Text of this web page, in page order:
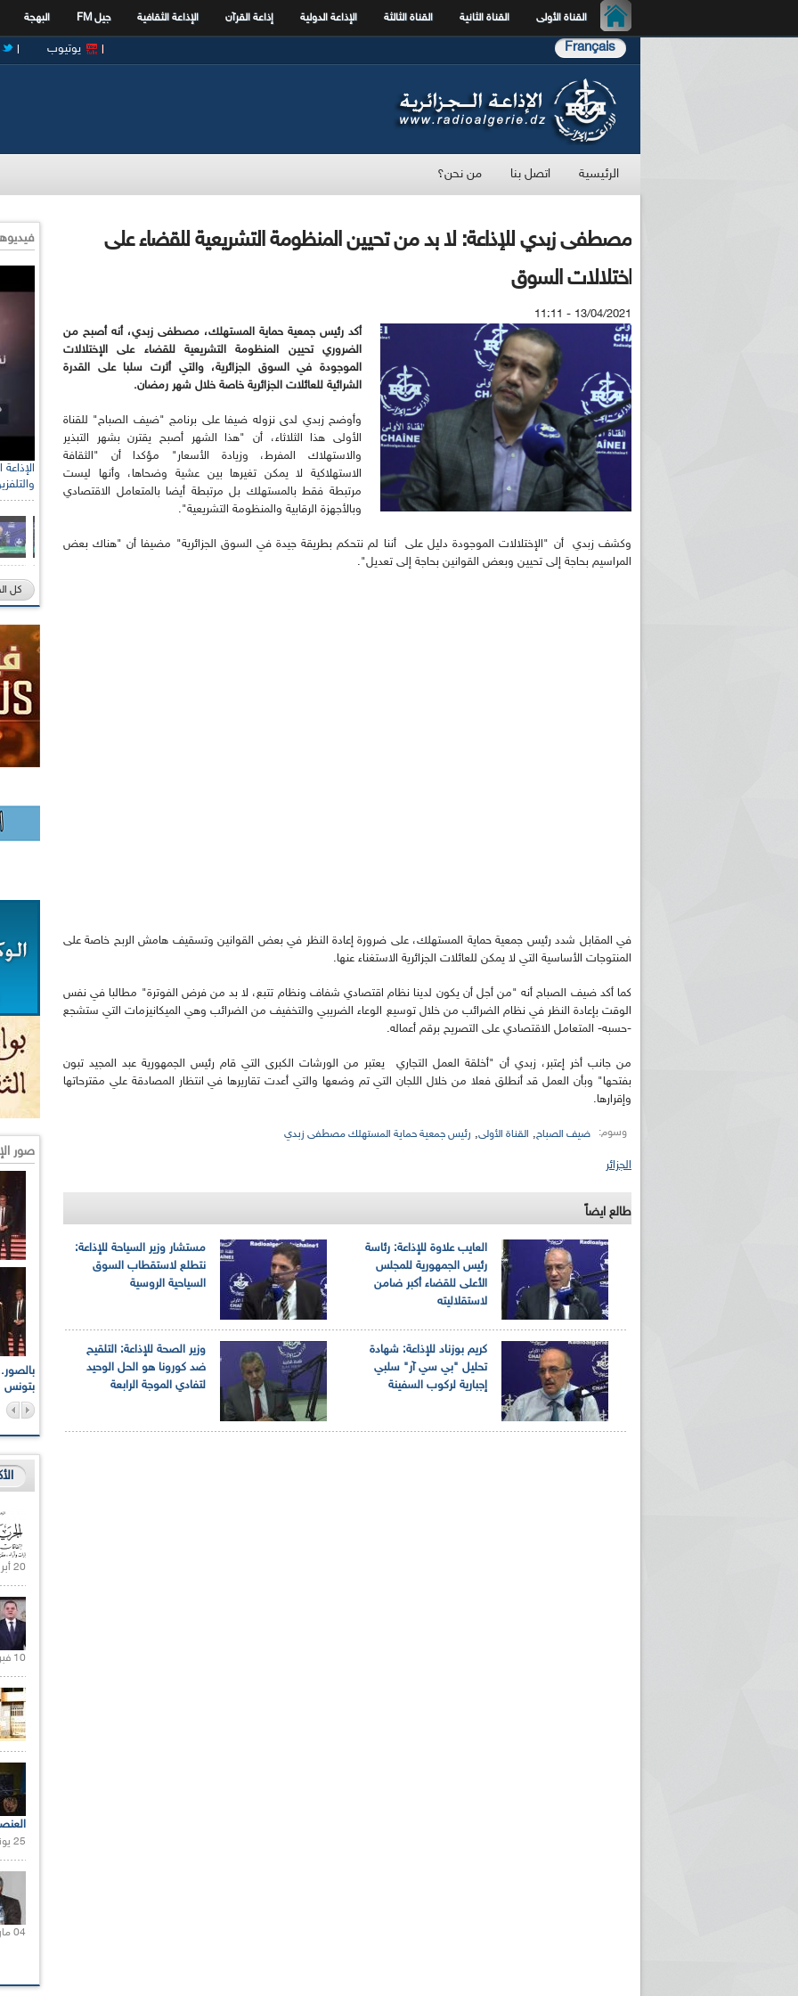
القناة الأولى القناة الثانية القناة الثالثة الإذاعة الدولية إذاعة القرآن الإذاعة الثقافية جيل FM البهجة
Français يوتيوب
الرئيسية اتصل بنا من نحن؟
مصطفى زبدي للإذاعة: لا بد من تحيين المنظومة التشريعية للقضاء على
اختلالات السوق
13/04/2021 - 11:11
أكد رئيس جمعية حماية المستهلك، مصطفى زبدي، أنه أصبح من
الضروري تحيين المنظومة التشريعية للقضاء على الإختلالات
الموجودة في السوق الجزائرية، والتي أثرت سلبا على القدرة
الشرائية للعائلات الجزائرية خاصة خلال شهر رمضان.
وأوضح زبدي لدى نزوله ضيفا على برنامج "ضيف الصباح" للقناة
الأولى هذا الثلاثاء، أن "هذا الشهر أصبح يقترن بشهر التبذير
والاستهلاك المفرط، وزيادة الأسعار" مؤكدا أن "الثقافة
الاستهلاكية لا يمكن تغيرها بين عشية وضحاها، وأنها ليست
مرتبطة فقط بالمستهلك بل مرتبطة أيضا بالمتعامل الاقتصادي
وبالأجهزة الرقابية والمنظومة التشريعية".
وكشف زبدي أن "الإختلالات الموجودة دليل على أننا لم نتحكم بطريقة جيدة في السوق الجزائرية" مضيفا أن "هناك بعض
المراسيم بحاجة إلى تحيين وبعض القوانين بحاجة إلى تعديل".
في المقابل شدد رئيس جمعية حماية المستهلك، على ضرورة إعادة النظر في بعض القوانين وتسقيف هامش الربح خاصة على
المنتوجات الأساسية التي لا يمكن للعائلات الجزائرية الاستغناء عنها.
كما أكد ضيف الصباح أنه "من أجل أن يكون لدينا نظام اقتصادي شفاف ونظام تتبع، لا بد من فرض الفوترة" مطالبا في نفس
الوقت بإعادة النظر في نظام الضرائب من خلال توسيع الوعاء الضريبي والتخفيف من الضرائب وهي الميكانيزمات التي ستشجع
-حسبه- المتعامل الاقتصادي على التصريح برقم أعماله.
من جانب أخر إعتبر، زبدي أن "أخلقة العمل التجاري يعتبر من الورشات الكبرى التي قام رئيس الجمهورية عبد المجيد تبون
بفتحها" وبأن العمل قد أنطلق فعلا من خلال اللجان التي تم وضعها والتي أعدت تقاريرها في انتظار المصادقة علي مقترحاتها
وإقرارها.
وسوم: ضيف الصباح, القناة الأولى, رئيس جمعية حماية المستهلك مصطفى زبدي
الجزائر
طالع ايضاً
مستشار وزير السياحة للإذاعة:
نتطلع لاستقطاب السوق
السياحية الروسية
العايب علاوة للإذاعة: رئاسة
رئيس الجمهورية للمجلس
الأعلى للقضاء أكبر ضامن
لاستقلاليته
وزير الصحة للإذاعة: التلقيح
ضد كورونا هو الحل الوحيد
لتفادي الموجة الرابعة
كريم بوزناد للإذاعة: شهادة
تحليل "بي سي آر" سلبي
إجبارية لركوب السفينة
كل
صور
بتونس
الإذاعة الجزائرية تقف دقيقة صمت ترحما على أرواح شهداء
17 أكتوبر 1961
بالصور... اللقاء الوطني لمديري الإذاعات الوطنية والجهوية
حول مرافقة وتغطية الإنتخابات المحلية لـ27 نوفمبر 2021
الإذاعة الجزائرية للرياضيين البارالمبيين المتوجين
20 أبريل 2021 |
10 فبراير 2021 |
25 يونيو 2021 |
04 مارس 2020 |